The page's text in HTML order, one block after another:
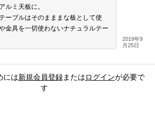
ルミ天板に。
ーブルはそのまままな板として使
金具を一切使わないナチュラルテー
2019年9
月25日
には新規会員登録またはログインが必要で
す